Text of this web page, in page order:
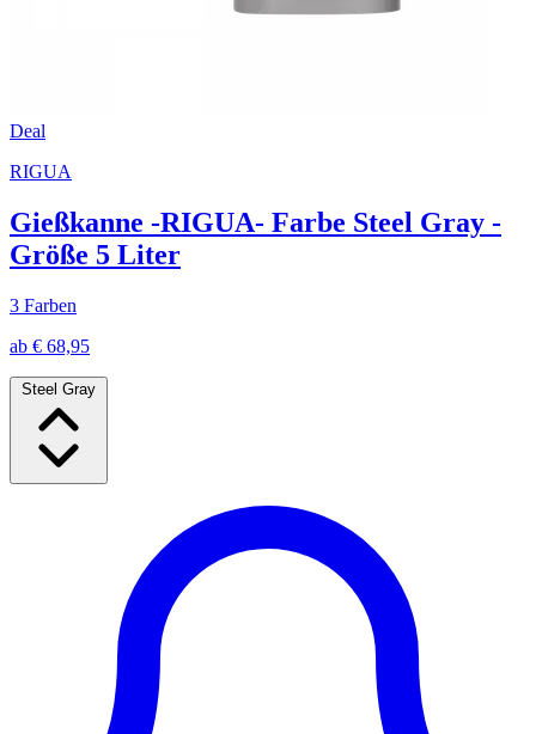
Deal
RIGUA
Gießkanne -RIGUA- Farbe Steel Gray -
Größe 5 Liter
3 Farben
ab € 68,95
Steel Gray